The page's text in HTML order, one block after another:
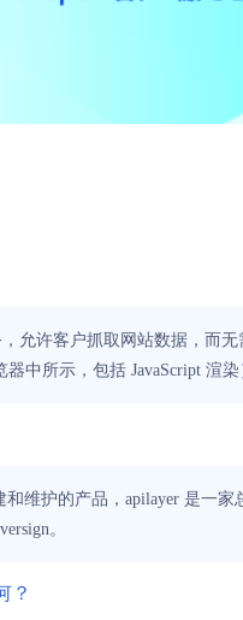
，允许客户抓取网站数据，而
中所示，包括 JavaScript 渲
和维护的产品，apilayer 是一
。
？